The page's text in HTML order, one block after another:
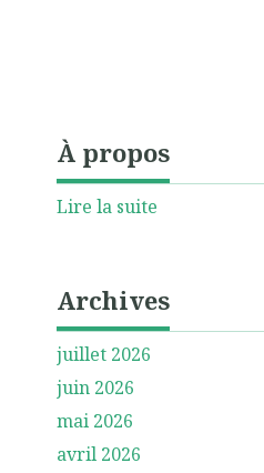
À propos
Lire la suite
Archives
juillet 2026
juin 2026
mai 2026
avril 2026